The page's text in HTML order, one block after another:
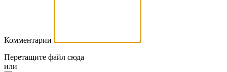
Комментарии
Перетащите файл сюда
или